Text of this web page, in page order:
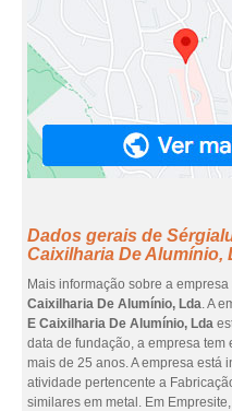
Dados gerais de
Caixilharia De Alumínio,
Mais informação sobre a empresa
Caixilharia De Alumínio, Lda. A
E Caixilharia De Alumínio, Lda
data de fundação, a empresa
mais de 25 anos. A empresa está
atividade pertencente a
similares em metal. Em